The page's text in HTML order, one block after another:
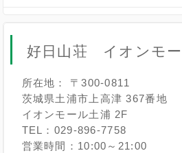
好日山荘 イオンモー
所在地： 〒300-0811
茨城県土浦市上高津 367番地
イオンモール土浦 2F
TEL：029-896-7758
営業時間：10:00～21:00